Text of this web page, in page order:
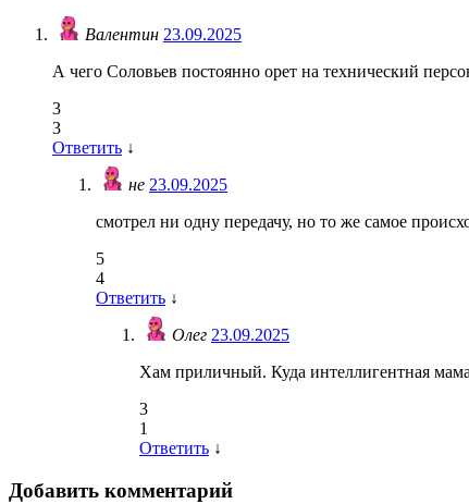
Валентин 23.09.2025
А чего Соловьев постоянно орет на технический
3
3
Ответить ↓
не 23.09.2025
смотрел ни одну передачу, но то же самое
5
4
Ответить ↓
Олег 23.09.2025
Хам приличный. Куда интеллигентная
3
1
Ответить ↓
Добавить комментарий